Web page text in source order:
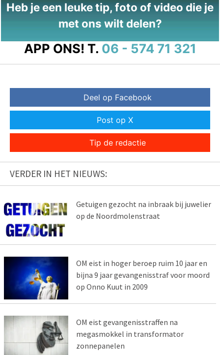
Heb je een leuke tip, foto of video die je
met ons wilt delen?
APP ONS! T. 06 - 574 71 321
Deel op Facebook
Post op X
Tip de redactie
VERDER IN HET NIEUWS:
Getuigen gezocht na inbraak bij juwelier
op de Noordmolenstraat
OM eist in hoger beroep ruim 10 jaar en
bijna 9 jaar gevangenisstraf voor moord
op Onno Kuut in 2009
OM eist gevangenisstraffen na
megasmokkel in transformator
zonnepanelen